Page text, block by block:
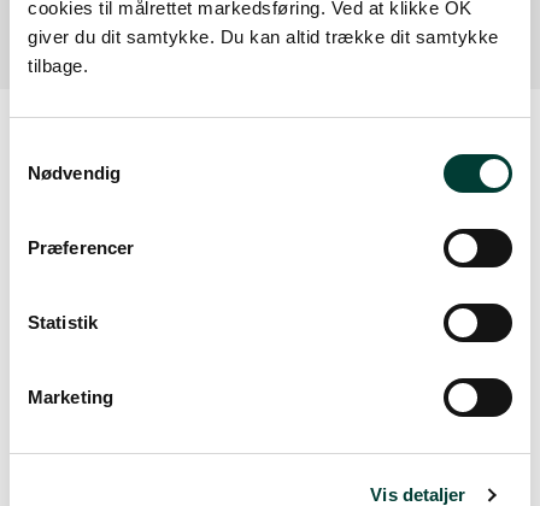
cookies til målrettet markedsføring. Ved at klikke OK
giver du dit samtykke. Du kan altid trække dit samtykke
tilbage.
Nødvendig
Præferencer
Statistik
Marketing
Vis detaljer
Vejrudsigt
20°
Tirs. 11.Aug
18°